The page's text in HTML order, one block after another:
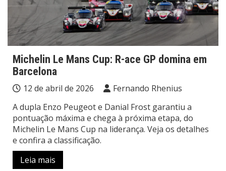
Michelin Le Mans Cup: R-ace GP domina em
Barcelona
12 de abril de 2026
Fernando Rhenius
A dupla Enzo Peugeot e Danial Frost garantiu a
pontuação máxima e chega à próxima etapa, do
Michelin Le Mans Cup na liderança. Veja os detalhes
e confira a classificação.
Leia mais